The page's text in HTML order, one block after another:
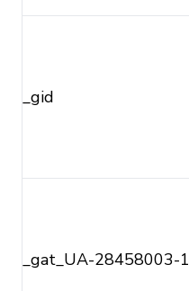
_gid
_gat_UA-28458003-1